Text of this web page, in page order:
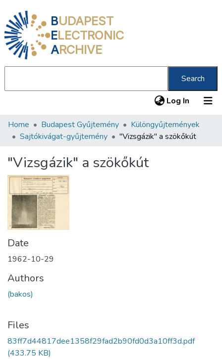
BUDAPEST
ELECTRONIC
ARCHIVE
Search
Log In (current)
Communities & Collections
Statistics
About us
Home Budapest Gyűjtemény
Különgyűjtemények
Sajtókivágat-gyűjtemény
"Vizsgázik" a szökőkút
"Vizsgázik" a szökőkút
Date
1962-10-29
Authors
(bakos)
Files
83ff7d44817dee1358f29fad2b90fd0d3a10ff3d.pdf
(433.75 KB)